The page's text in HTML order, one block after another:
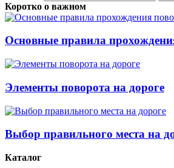
Коротко о важном
Основные правила
Элементы поворота на дороге
Выбор правильного места на
Каталог